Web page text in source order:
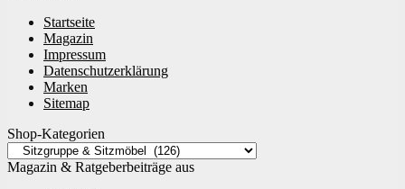
Startseite
Magazin
Impressum
Datenschutzerklärung
Marken
Sitemap
Shop-Kategorien
Magazin & Ratgeberbeiträge aus